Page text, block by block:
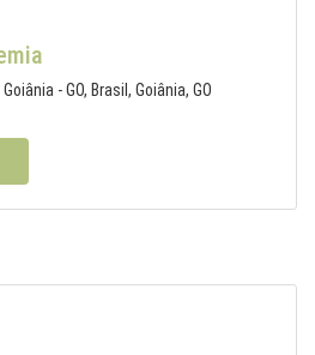
- GO, Brasil, Goiânia, GO